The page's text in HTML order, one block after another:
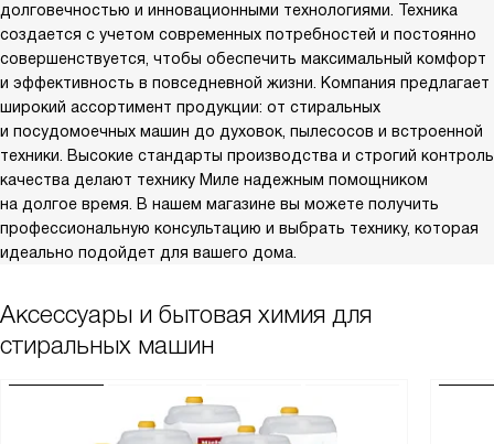
долговечностью и инновационными технологиями. Техника
создается с учетом современных потребностей и постоянно
совершенствуется, чтобы обеспечить максимальный комфорт
и эффективность в повседневной жизни. Компания предлагает
широкий ассортимент продукции: от стиральных
и посудомоечных машин до духовок, пылесосов и встроенной
техники. Высокие стандарты производства и строгий контроль
качества делают технику Миле надежным помощником
на долгое время. В нашем магазине вы можете получить
профессиональную консультацию и выбрать технику, которая
идеально подойдет для вашего дома.
Аксессуары и бытовая химия для
стиральных машин